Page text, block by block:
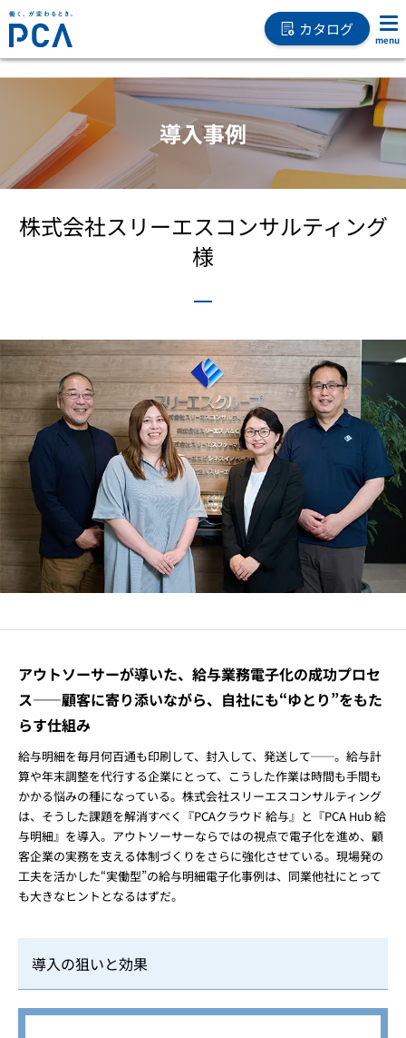
カタログ
導入事例
株式会社スリーエスコンサルティング
様
アウトソーサーが導いた、給与業務電子化の成功プロセ
ス――顧客に寄り添いながら、自社にも“ゆとり”をもた
らす仕組み
給与明細を毎月何百通も印刷して、封入して、発送して──。給与計
算や年末調整を代行する企業にとって、こうした作業は時間も手間も
かかる悩みの種になっている。株式会社スリーエスコンサルティング
は、そうした課題を解消すべく『PCAクラウド 給与』と『PCA Hub 給
与明細』を導入。アウトソーサーならではの視点で電子化を進め、顧
客企業の実務を支える体制づくりをさらに強化させている。現場発の
工夫を活かした“実働型”の給与明細電子化事例は、同業他社にとって
も大きなヒントとなるはずだ。
導入の狙いと効果